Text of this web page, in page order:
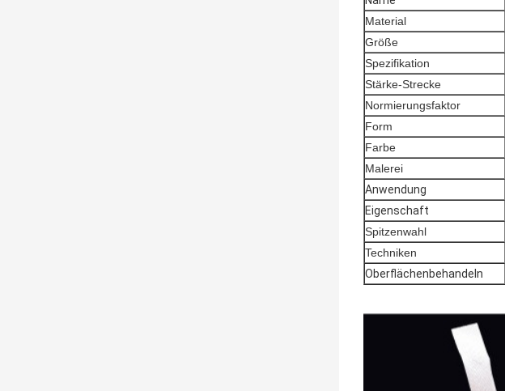
Material
Größe
Spezifikation
Stärke-Strecke
Normierungsfaktor
Form
Farbe
Malerei
Anwendung
Eigenschaft
Spitzenwahl
Techniken
Oberflächenbehandeln